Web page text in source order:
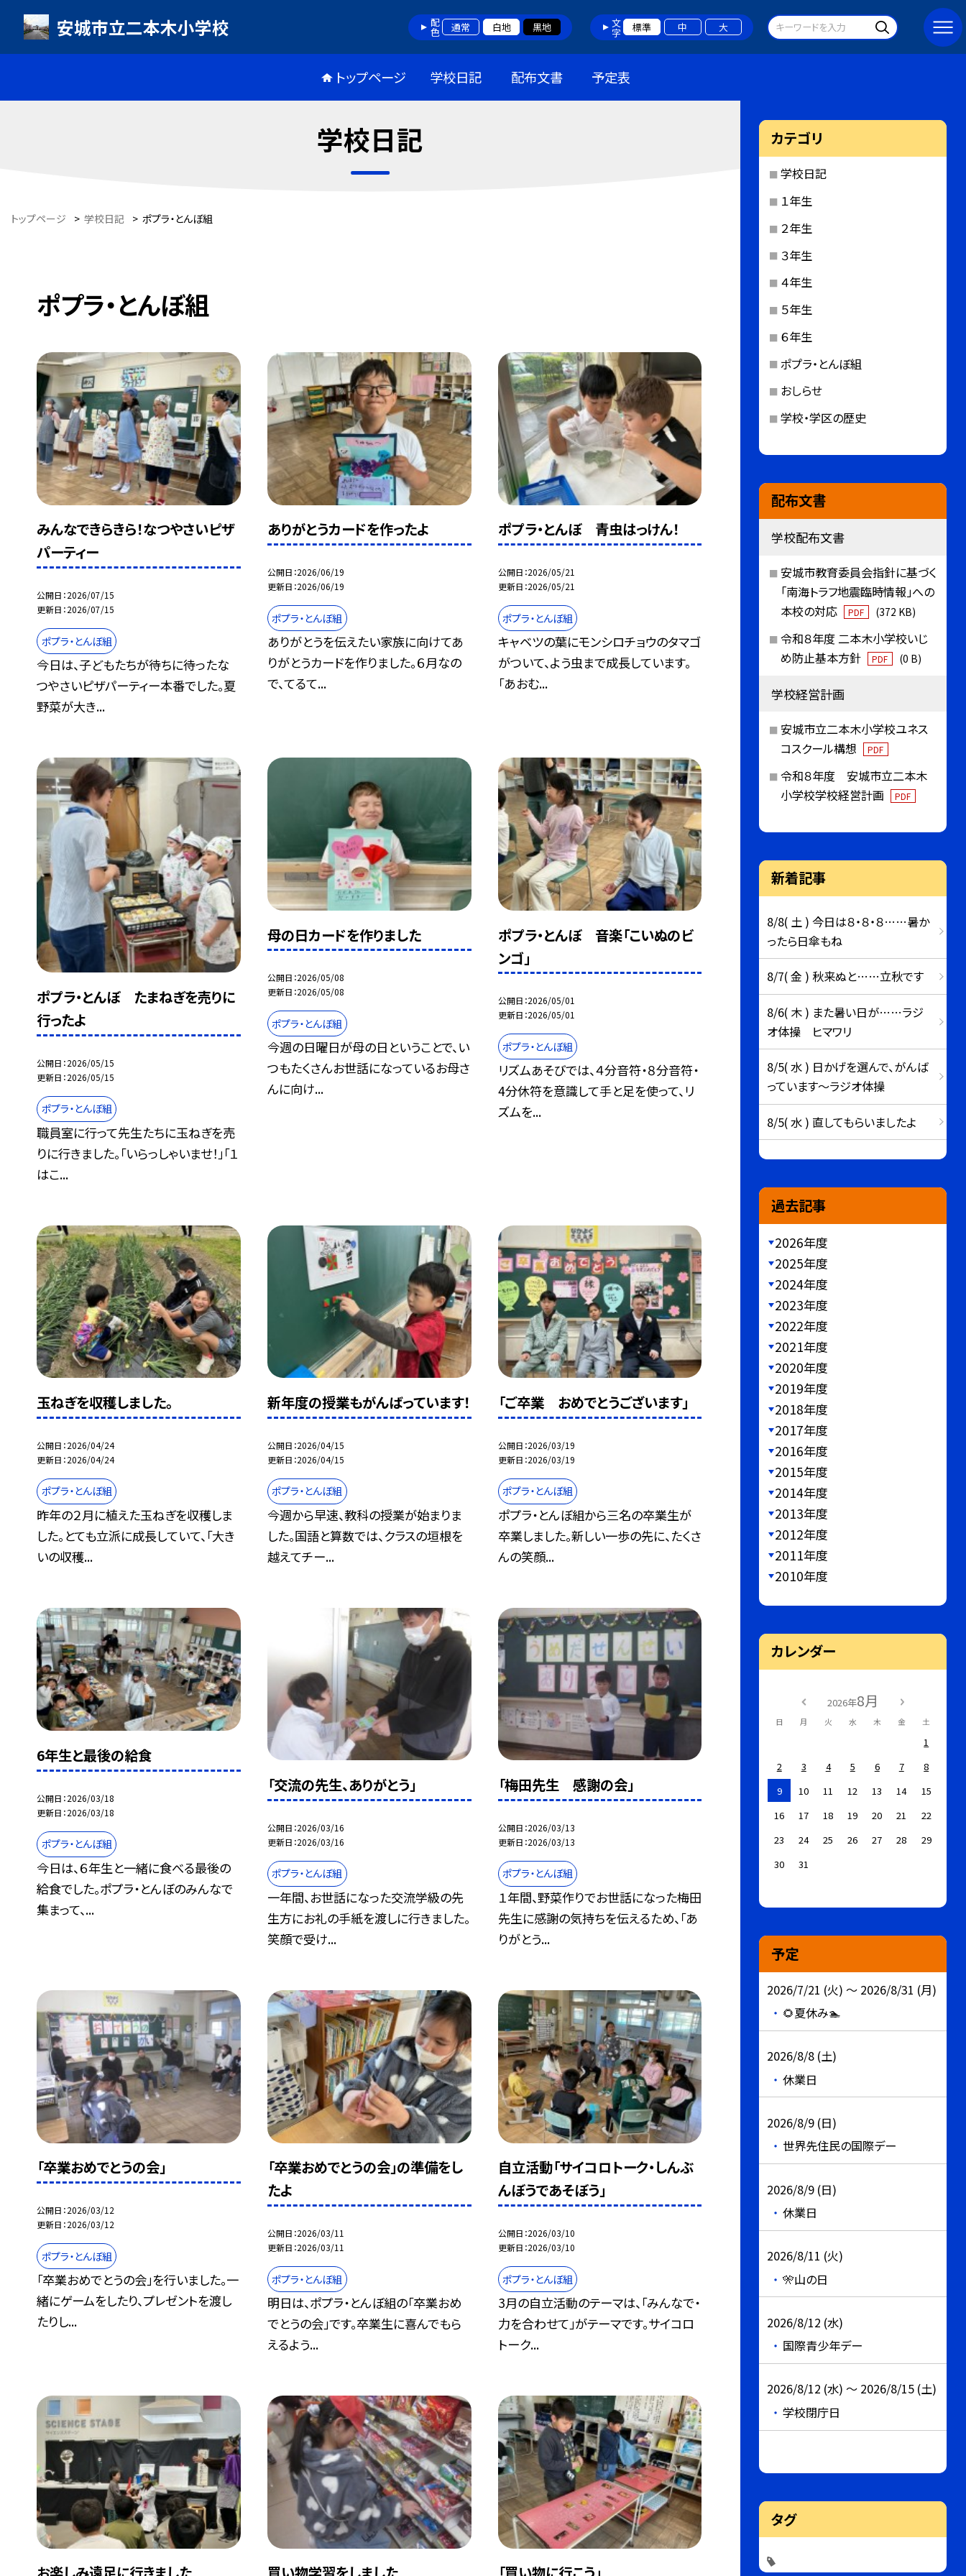
安城市立二本木小学校 配色 通常 白地 黒地 文字 標準 中 大
トップページ 学校日記 配布文書 予定表
学校日記
トップページ > 学校日記 > ポプラ・とんぼ組
ポプラ・とんぼ組
みんなできらきら！なつやさいピザ
パーティー
公開日 2026/07/15
更新日 2026/07/15
ポプラ・とんぼ組
今日は、子どもたちが待ちに待ったな
つやさいピザパーティー本番でした。夏
野菜が大き...
ありがとうカードを作ったよ
公開日 2026/06/19
更新日 2026/06/19
ポプラ・とんぼ組
ありがとうを伝えたい家族に向けてあ
りがとうカードを作りました。６月なの
で、てるて...
ポプラ・とんぼ 青虫はっけん！
公開日 2026/05/21
更新日 2026/05/21
ポプラ・とんぼ組
キャベツの葉にモンシロチョウのタマゴ
がついて、よう虫まで成長しています。
「あおむ...
ポプラ・とんぼ たまねぎを売りに
行ったよ
公開日 2026/05/15
更新日 2026/05/15
ポプラ・とんぼ組
職員室に行って先生たちに玉ねぎを売
りに行きました。「いらっしゃいませ！」「１
はこ...
母の日カードを作りました
公開日 2026/05/08
更新日 2026/05/08
ポプラ・とんぼ組
今週の日曜日が母の日ということで、い
つもたくさんお世話になっているお母さ
んに向け...
ポプラ・とんぼ 音楽「こいぬのビ
ンゴ」
公開日 2026/05/01
更新日 2026/05/01
ポプラ・とんぼ組
リズムあそびでは、４分音符・８分音符・
4分休符を意識して手と足を使って、リ
ズムを...
玉ねぎを収穫しました。
公開日 2026/04/24
更新日 2026/04/24
ポプラ・とんぼ組
昨年の２月に植えた玉ねぎを収穫しま
した。とても立派に成長していて、「大き
いの収穫...
新年度の授業もがんばっています！
公開日 2026/04/15
更新日 2026/04/15
ポプラ・とんぼ組
今週から早速、教科の授業が始まりま
した。国語と算数では、クラスの垣根を
越えてチー...
「ご卒業 おめでとうございます」
公開日 2026/03/19
更新日 2026/03/19
ポプラ・とんぼ組
ポプラ・とんぼ組から三名の卒業生が
卒業しました。新しい一歩の先に、たくさ
んの笑顔...
6年生と最後の給食
公開日 2026/03/18
更新日 2026/03/18
ポプラ・とんぼ組
今日は、６年生と一緒に食べる最後の
給食でした。ポプラ・とんぼのみんなで
集まって、...
「交流の先生、ありがとう」
公開日 2026/03/16
更新日 2026/03/16
ポプラ・とんぼ組
一年間、お世話になった交流学級の先
生方にお礼の手紙を渡しに行きました。
笑顔で受け...
「梅田先生 感謝の会」
公開日 2026/03/13
更新日 2026/03/13
ポプラ・とんぼ組
１年間、野菜作りでお世話になった梅田
先生に感謝の気持ちを伝えるため、「あ
りがとう...
「卒業おめでとうの会」
公開日 2026/03/12
更新日 2026/03/12
ポプラ・とんぼ組
「卒業おめでとうの会」を行いました。一
緒にゲームをしたり、プレゼントを渡し
たりし...
「卒業おめでとうの会」の準備をし
たよ
公開日 2026/03/11
更新日 2026/03/11
ポプラ・とんぼ組
明日は、ポプラ・とんぼ組の「卒業おめ
でとうの会」です。卒業生に喜んでもら
えるよう...
自立活動「サイコロトーク・しんぶ
んぼうであそぼう」
公開日 2026/03/10
更新日 2026/03/10
ポプラ・とんぼ組
3月の自立活動のテーマは、「みんなで・
力を合わせて」がテーマです。サイコロ
トーク...
カテゴリ
学校日記
１年生
２年生
３年生
４年生
５年生
６年生
ポプラ・とんぼ組
おしらせ
学校・学区の歴史
配布文書
学校配布文書
安城市教育委員会指針に基づく
「南海トラフ地震臨時情報」への
本校の対応
PDF (372 KB)
令和８年度 二本木小学校いじ
め防止基本方針
PDF (0 B)
学校経営計画
安城市立二本木小学校ユネス
コスクール構想
PDF
令和８年度 安城市立二本木
小学校学校経営計画
PDF
新着記事
8/8( 土 ) 今日は８・８・８……暑か
ったら日傘もね
8/7( 金 ) 秋来ぬと……立秋です
8/6( 木 ) また暑い日が……ラジ
オ体操 ヒマワリ
8/5( 水 ) 日かげを選んで、がんば
っています～ラジオ体操
8/5( 水 ) 直してもらいましたよ
過去記事
2026年度
2025年度
2024年度
2023年度
2022年度
2021年度
2020年度
2019年度
2018年度
2017年度
2016年度
2015年度
2014年度
2013年度
2012年度
2011年度
2010年度
カレンダー
2026年8月
日 月 火 水 木 金 土
1
2
3 4 5 6 7
8
9
10 11 12 13 14
15
16
17 18 19 20 21
22
23
24 25 26 27 28
29
30
31
予定
2026/7/21 (火) ～ 2026/8/31 (月)
🌻夏休み🏊
2026/8/8 (土)
休業日
2026/8/9 (日)
世界先住民の国際デー
2026/8/9 (日)
休業日
2026/8/11 (火)
🎌山の日
2026/8/12 (水)
国際青少年デー
2026/8/12 (水) ～ 2026/8/15 (土)
学校閉庁日
タグ